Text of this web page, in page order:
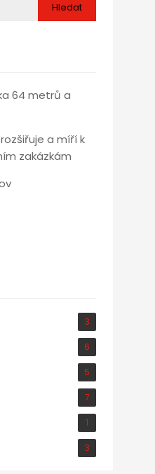
Hledat
64 metrů a
a míří k
zakázkám
3
6
5
7
1
3